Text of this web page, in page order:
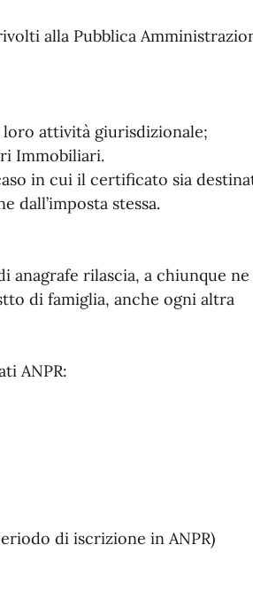
alla Pubblica
attività giurisdizionale;
Immobiliari.
in cui il certificato sia
dall’imposta stessa.
anagrafe rilascia, a chiunque ne
di famiglia, anche ogni altra
ANPR:
di iscrizione in ANPR)